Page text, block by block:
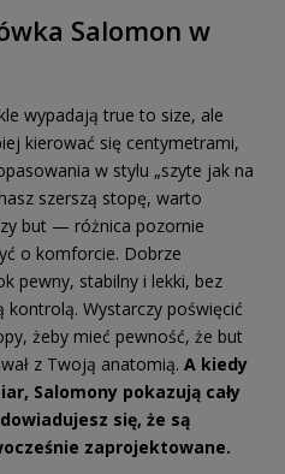
Salomon w
wypadają true to size, ale
kierować się centymetrami,
w stylu „szyte jak na
szerszą stopę, warto
but — różnica pozornie
o komforcie. Dobrze
pewny, stabilny i lekki, bez
kontrolą. Wystarczy poświęcić
żeby mieć pewność, że but
z Twoją anatomią. A kiedy
Salomony pokazują cały
się, że są
zaprojektowane.